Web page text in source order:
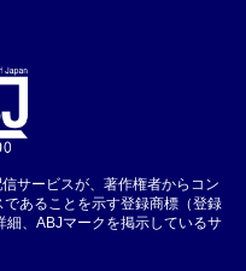
サービスが、著作権者からコン
あることを示す登録商標（登録
、ABJマークを掲示しているサ